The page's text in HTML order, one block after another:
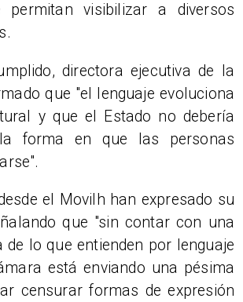
permitan visibilizar a diversos
directora ejecutiva de la
que "el lenguaje evoluciona
y que el Estado no debería
forma en que las personas
el Movilh han expresado su
que "sin contar con una
de lo que entienden por lenguaje
está enviando una pésima
censurar formas de expresión